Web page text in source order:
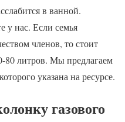
в ванной.
у нас. Если семья
членов, то стоит
80 литров. Мы предлагаем
указана на ресурсе.
газового